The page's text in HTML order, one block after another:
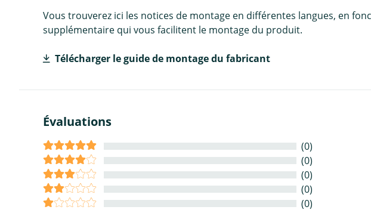
Vous trouverez ici les notices de montage en différentes langues, en
supplémentaire qui vous facilitent le montage du produit.
Télécharger le guide de montage du fabricant
Évaluations
(0)
(0)
(0)
(0)
(0)